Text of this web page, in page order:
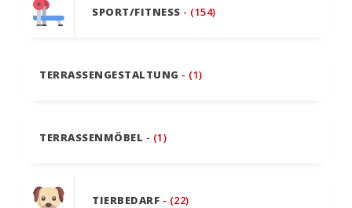
SPORT/FITNESS - (154)
TERRASSENGESTALTUNG - (1)
TERRASSENMÖBEL - (1)
TIERBEDARF - (22)